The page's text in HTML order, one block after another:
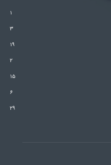
۱
۳
۱۹
۲
۱۵
۶
۲۹